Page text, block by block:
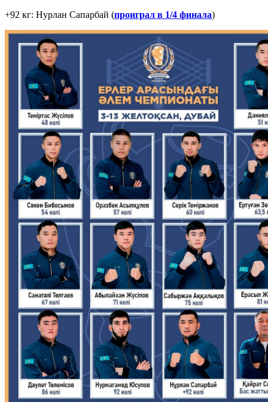
+92 кг: Нурлан Сапарбай (проиграл в 1/4 финала)